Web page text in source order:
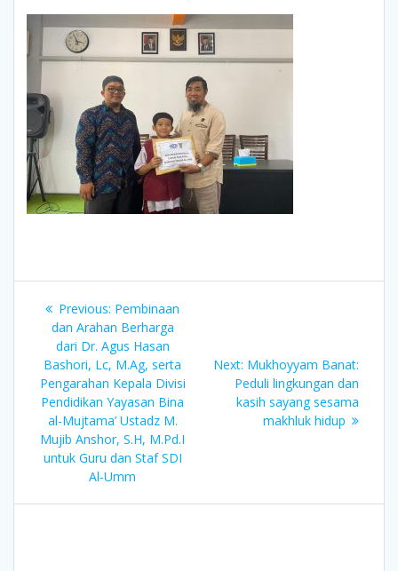
Post
navigation
Previous: Previous
post:
Pembinaan
dan Arahan Berharga
dari Dr. Agus Hasan
Bashori, Lc, M.Ag, serta
Pengarahan Kepala Divisi
Pendidikan Yayasan Bina
al-Mujtama’ Ustadz M.
Mujib Anshor, S.H, M.Pd.I
untuk Guru dan Staf SDI
Al-Umm
Next: Next
post:
Mukhoyyam Banat:
Peduli lingkungan dan
kasih sayang sesama
makhluk hidup